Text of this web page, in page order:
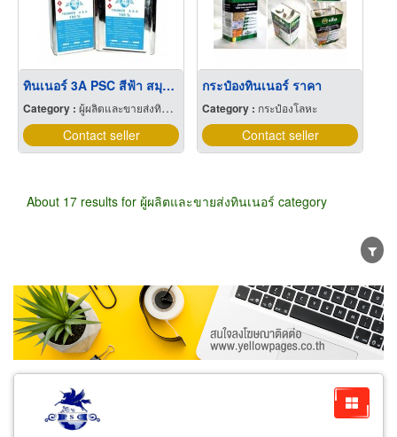
ทินเนอร์ 3A PSC สีฟ้า สมุทรสาคร
Category : ผู้ผลิตและขายส่งทินเนอร์
Contact seller
กระป๋องทินเนอร์ ราคา
Category : กระป๋องโลหะ
Contact seller
About 17 results for ผู้ผลิตและขายส่งทินเนอร์ category
Wholesale Retail Manufacturer
Dealer
Exporter/Importer
Service Business